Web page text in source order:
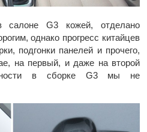
G3 кожей, отделано
однако прогресс китайцев
подгонки панелей и прочего,
на первый, и даже на второй
в сборке G3 мы не